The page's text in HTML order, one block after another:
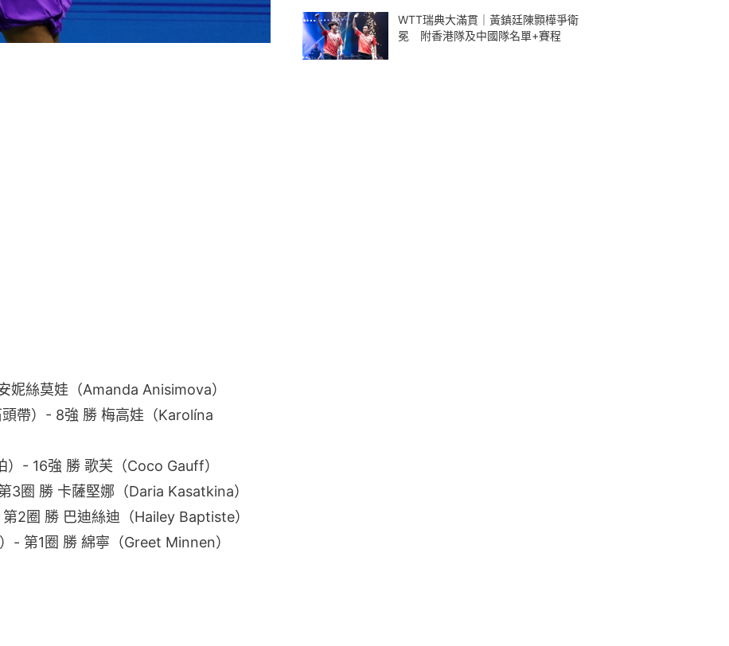
妮絲莫娃（Amanda Anisimova）
帶）- 8強 勝 梅高娃（Karolína
- 16強 勝 歌芙（Coco Gauff）
3圈 勝 卡薩堅娜（Daria Kasatkina）
2圈 勝 巴迪絲迪（Hailey Baptiste）
- 第1圈 勝 綿寧（Greet Minnen）
WTT瑞典大滿貫｜黃鎮廷陳顥樺爭衛
冕 附香港隊及中國隊名單+賽程